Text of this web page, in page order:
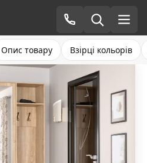
Опис товару Взірці кольорів